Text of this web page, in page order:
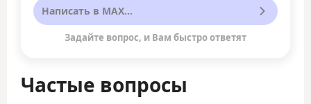
Частые вопросы
Написать в MAX...
Задайте вопрос, и Вам быстро ответят